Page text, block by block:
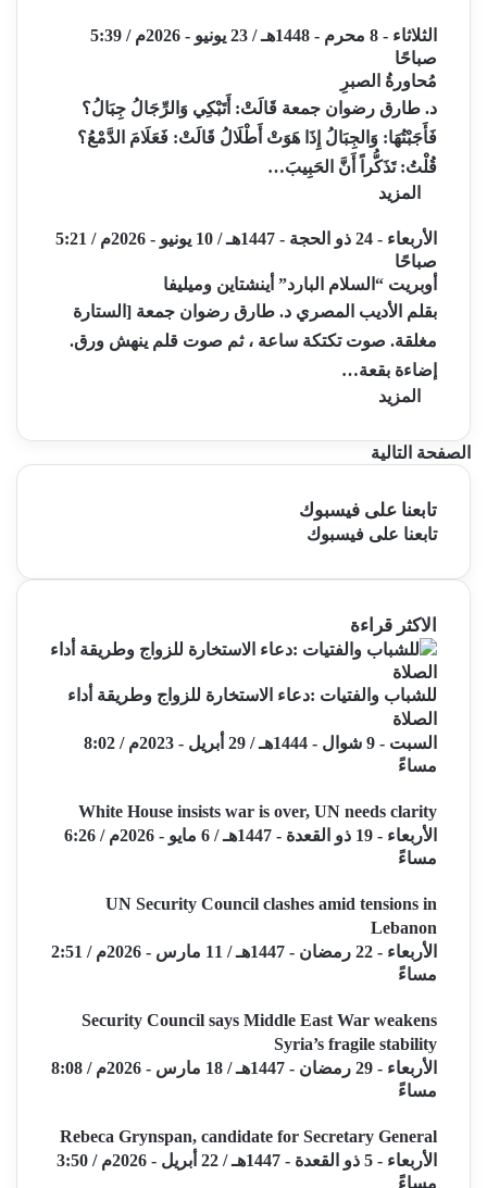
الثلاثاء - 8 محرم - 1448هـ / 23 يونيو - 2026م / 5:39
صباحًا
مُحاورةُ الصبرِ
د. طارق رضوان جمعة قَالَتْ: أَتَبْكِي وَالرِّجَالُ جِبَالُ؟
فَأَجَبْتُهَا: وَالجِبَالُ إِذَا هَوَتْ أَطْلَالُ قَالَتْ: فَعَلَامَ الدَّمْعُ؟
قُلْتُ: تَذَكُّراً أَنَّ الحَبِيبَ…
المزيد
الأربعاء - 24 ذو الحجة - 1447هـ / 10 يونيو - 2026م / 5:21
صباحًا
أوبريت “السلام البارد” أينشتاين وميليفا
بقلم الأديب المصري د. طارق رضوان جمعة [الستارة
مغلقة. صوت تكتكة ساعة ، ثم صوت قلم ينهش ورق.
إضاءة بقعة…
المزيد
الصفحة التالية
تابعنا على فيسبوك
تابعنا على فيسبوك
الاكثر قراءة
للشباب والفتيات :دعاء الاستخارة للزواج وطريقة أداء
الصلاة
السبت - 9 شوال - 1444هـ / 29 أبريل - 2023م / 8:02
مساءً
White House insists war is over, UN needs clarity
الأربعاء - 19 ذو القعدة - 1447هـ / 6 مايو - 2026م / 6:26
مساءً
UN Security Council clashes amid tensions in
Lebanon
الأربعاء - 22 رمضان - 1447هـ / 11 مارس - 2026م / 2:51
مساءً
Security Council says Middle East War weakens
Syria’s fragile stability
الأربعاء - 29 رمضان - 1447هـ / 18 مارس - 2026م / 8:08
مساءً
Rebeca Grynspan, candidate for Secretary General
الأربعاء - 5 ذو القعدة - 1447هـ / 22 أبريل - 2026م / 3:50
مساءً